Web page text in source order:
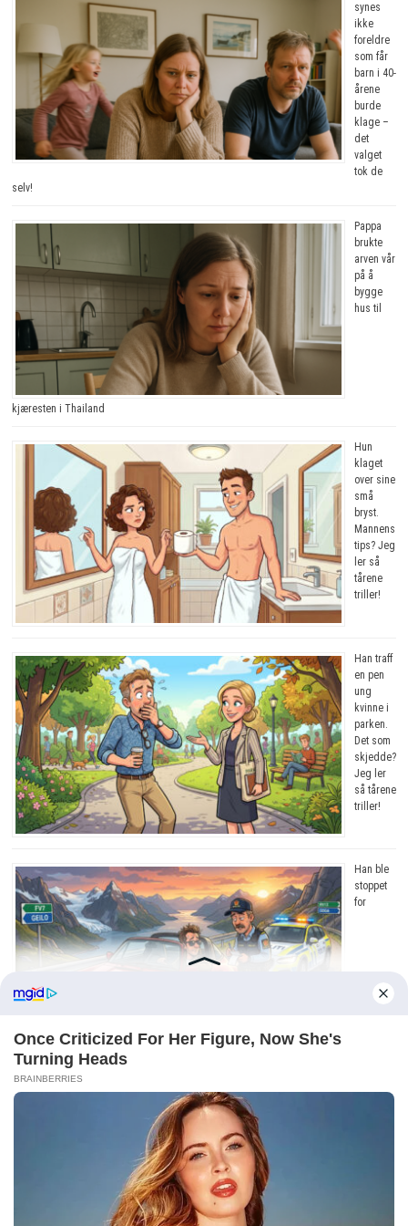
synes
ikke
foreldre
som får
barn i 40-
årene
burde
klage –
det
valget
tok de
selv!
Pappa
brukte
arven vår
på å
bygge
hus til
kjæresten i Thailand
Hun
klaget
over sine
små
bryst.
Mannens
tips? Jeg
ler så
tårene
triller!
Han traff
en pen
ung
kvinne i
parken.
Det som
skjedde?
Jeg ler
så tårene
triller!
Han ble
stoppet
for
råkjøring. Grunnen? Jeg ler så tårene triller!
Copyright © 2026Dagens Beste . Drevet av